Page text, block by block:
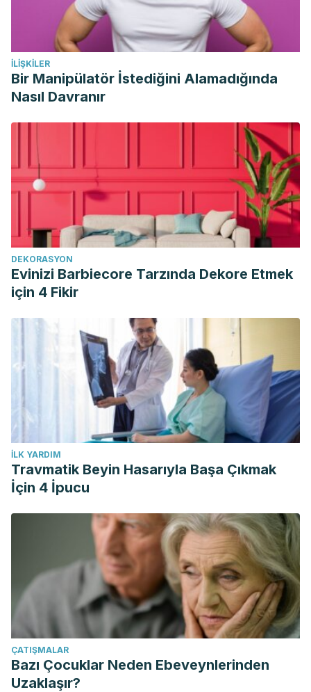
İLIŞKILER
Bir Manipülatör İstediğini Alamadığında
Nasıl Davranır
DEKORASYON
Evinizi Barbiecore Tarzında Dekore Etmek
için 4 Fikir
İLK YARDIM
Travmatik Beyin Hasarıyla Başa Çıkmak
İçin 4 İpucu
ÇATIŞMALAR
Bazı Çocuklar Neden Ebeveynlerinden
Uzaklaşır?